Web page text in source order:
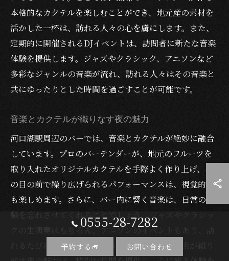
本格的なカクテルを楽しむことができ、地元産の素材を
活かした一杯は、訪れる人々の心を虜にします。また、
定期的に開催されるDJイベントは、訪問者に新たな音楽
体験を提供します。ジャズやクラシック、アニソンなど
多彩なジャンルの音楽が流れ、訪れる人々はその音楽と
共にゆったりとした時間を過ごすことが可能です。
音楽とカクテルが織りなす夜の魅力
河口湖駅周辺のバーでは、音楽とカクテルが絶妙に融合
しています。プロのバーテンダーが、地元のフルーツを
取り入れたオリジナルカクテルを手際よく作り上げ、そ
の目の前で繰り広げられるパフォーマンスは、視覚的に
も楽しめます。さらに、バー内に響く音楽は、日常の喧
騒を忘れさせてくれることでしょう。ジャズやクラシッ
クの生演奏はもちろん、アニソンのイベントもあり、訪
れるたびに新しい発見があります。これらの要素が織り
0555-28-7282
予約する お問い合わせ